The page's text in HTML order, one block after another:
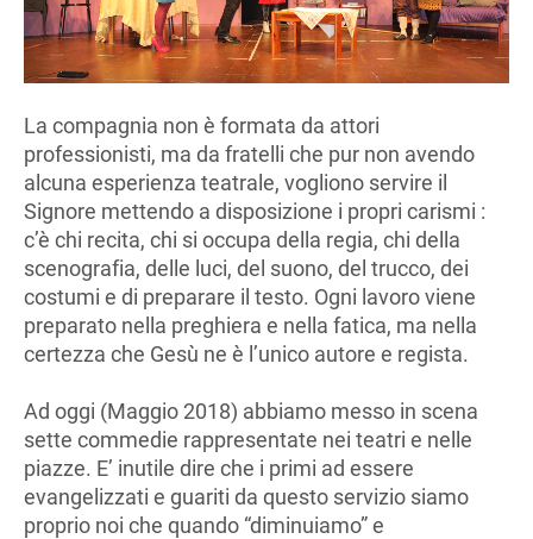
La compagnia non è formata da attori
professionisti, ma da fratelli che pur non avendo
alcuna esperienza teatrale, vogliono servire il
Signore mettendo a disposizione i propri carismi :
c’è chi recita, chi si occupa della regia, chi della
scenografia, delle luci, del suono, del trucco, dei
costumi e di preparare il testo. Ogni lavoro viene
preparato nella preghiera e nella fatica, ma nella
certezza che Gesù ne è l’unico autore e regista.
Ad oggi (Maggio 2018) abbiamo messo in scena
sette commedie rappresentate nei teatri e nelle
piazze. E’ inutile dire che i primi ad essere
evangelizzati e guariti da questo servizio siamo
proprio noi che quando “diminuiamo” e